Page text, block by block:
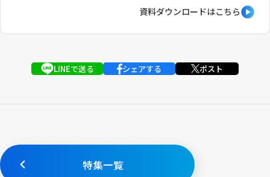
資料ダウンロードはこちら
LINEで送る シェアする ポスト
特集一覧